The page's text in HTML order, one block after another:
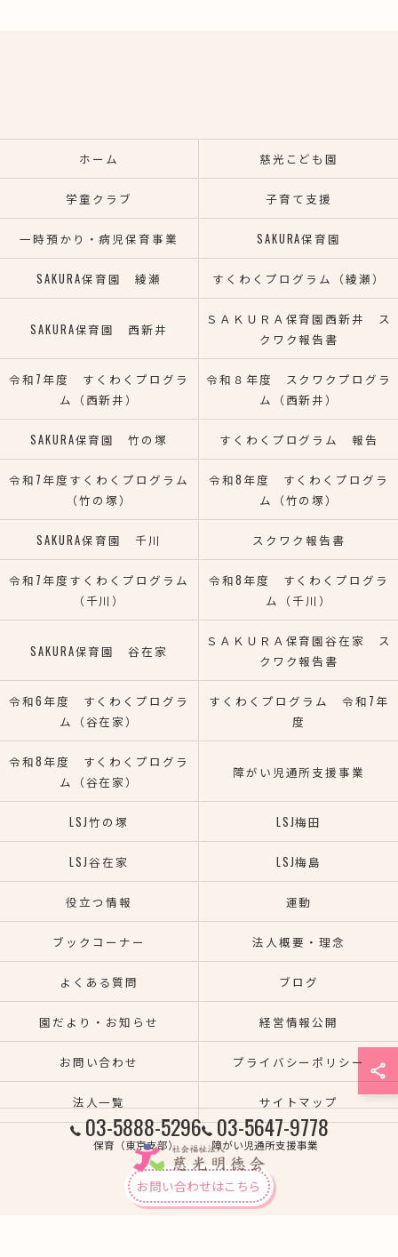
03-5888-5296
保育（東京支部）
03-5647-9778
障がい児通所支援事業
お問い合わせはこちら
ホーム 慈光こども園
学童クラブ 子育て支援
一時預かり・病児保育事業 SAKURA保育園
SAKURA保育園 綾瀬 すくわくプログラム（綾瀬）
SAKURA保育園 西新井
ＳＡＫＵＲＡ保育園西新井 ス
クワク報告書
令和7年度 すくわくプログラ
ム（西新井）
令和８年度 スクワクプログラ
ム（西新井）
SAKURA保育園 竹の塚 すくわくプログラム 報告
令和7年度すくわくプログラム
（竹の塚）
令和8年度 すくわくプログラ
ム（竹の塚）
SAKURA保育園 千川 スクワク報告書
令和7年度すくわくプログラム
（千川）
令和8年度 すくわくプログラ
ム（千川）
SAKURA保育園 谷在家
ＳＡＫＵＲＡ保育園谷在家 ス
クワク報告書
令和6年度 すくわくプログラ
ム（谷在家）
すくわくプログラム 令和7年
度
令和8年度 すくわくプログラ
ム（谷在家）
障がい児通所支援事業
LSJ竹の塚 LSJ梅田
LSJ谷在家 LSJ梅島
役立つ情報 運動
ブックコーナー 法人概要・理念
よくある質問 ブログ
園だより・お知らせ 経営情報公開
お問い合わせ プライバシーポリシー
法人一覧 サイトマップ
© 2026 熊本の保育園なら社会福祉法人慈光明徳会 ALL RIGHTS RESERVED.